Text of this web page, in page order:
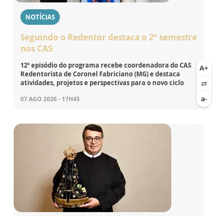
NOTÍCIAS
Seguindo o Redentor destaca o 2º semestre
nos CAS
12º episódio do programa recebe coordenadora do CAS
Redentorista de Coronel Fabriciano (MG) e destaca
atividades, projetos e perspectivas para o novo ciclo
07 AGO 2026 - 17H45